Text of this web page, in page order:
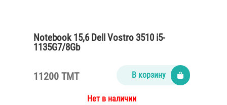
Notebook 15,6 Dell Vostro 3510 i5-
1135G7/8Gb
11200 TMT В корзину
Нет в наличии